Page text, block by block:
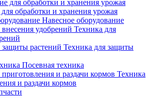
обработки и хранения урожая
Навесное оборудование
Техника для
Техника для защиты
Посевная техника
Техника
и раздачи кормов